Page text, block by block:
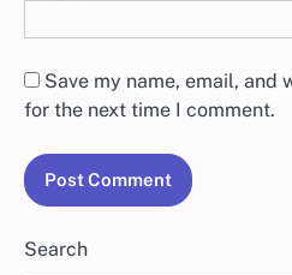
Save my name, email, and
for the next time I comment.
Search